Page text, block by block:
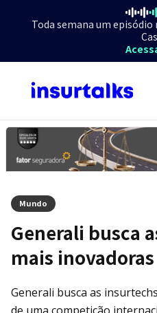
Toda semana um
Mundo
Generali busca
mais inovadoras
Generali busca as